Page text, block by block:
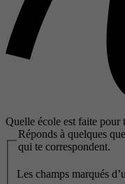
Quelle école est faite pour
Réponds à quelques
qui te correspondent.
Les champs marqués